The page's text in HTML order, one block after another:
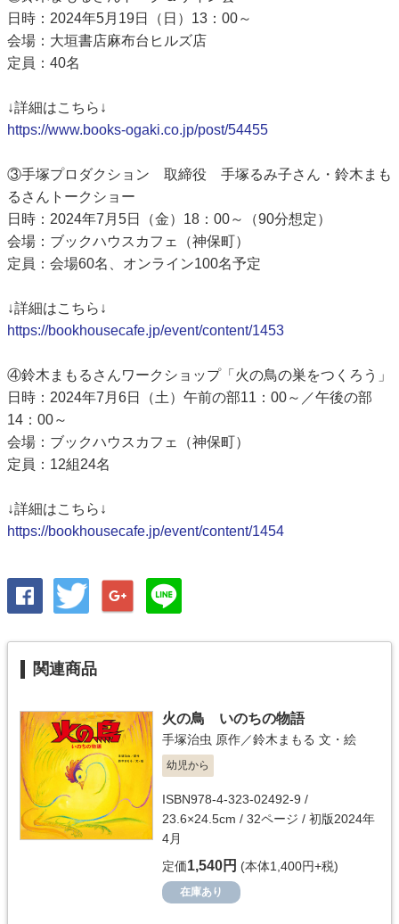
日時：2024年5月19日（日）13：00～
会場：大垣書店麻布台ヒルズ店
定員：40名
↓詳細はこちら↓
https://www.books-ogaki.co.jp/post/54455
③手塚プロダクション 取締役 手塚るみ子さん・鈴木まも
るさんトークショー
日時：2024年7月5日（金）18：00～（90分想定）
会場：ブックハウスカフェ（神保町）
定員：会場60名、オンライン100名予定
↓詳細はこちら↓
https://bookhousecafe.jp/event/content/1453
④鈴木まもるさんワークショップ「火の鳥の巣をつくろう」
日時：2024年7月6日（土）午前の部11：00～／午後の部
14：00～
会場：ブックハウスカフェ（神保町）
定員：12組24名
↓詳細はこちら↓
https://bookhousecafe.jp/event/content/1454
関連商品
火の鳥 いのちの物語
手塚治虫 原作／鈴木まもる 文・絵
幼児から
ISBN978-4-323-02492-9 /
23.6×24.5cm / 32ページ / 初版2024年
4月
定価1,540円 (本体1,400円+税)
在庫あり